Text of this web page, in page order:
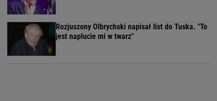
Rozjuszony Olbrychski napisał list do Tuska. "To
jest naplucie mi w twarz"